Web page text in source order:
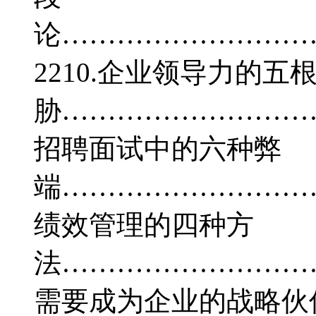
论
2210.企业领导力的五
胁
招聘面试中的六种弊
端
绩效管理的四种方
法
需要成为企业的